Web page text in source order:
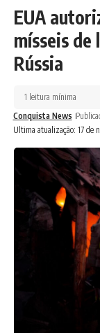
EUA
mísseis de
Rússia
Ultima atualização: 17 de
Conquista News
1 leitura mínima